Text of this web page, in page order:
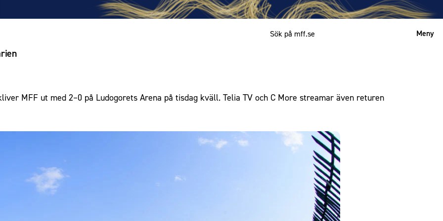
Meny
MFF ut med 2–0 på Ludogorets Arena på tisdag kväll. Telia TV och C More streamar även returen